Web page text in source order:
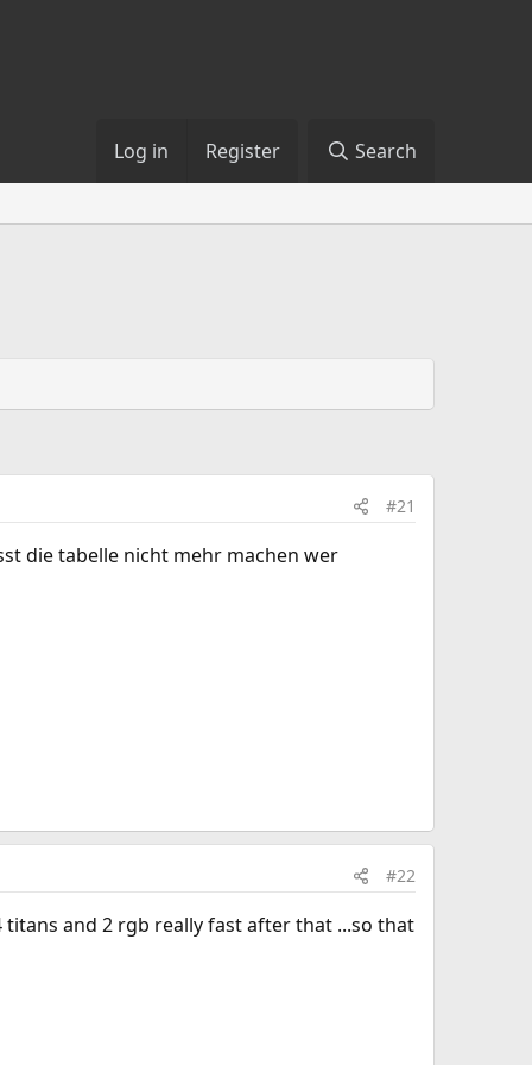
Log in Register Search
#21
die tabelle nicht mehr machen wer
#22
titans and 2 rgb really fast after that ...so that